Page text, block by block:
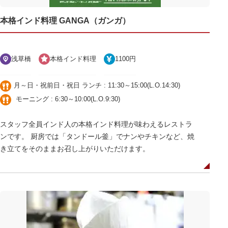
本格インド料理 GANGA（ガンガ）
浅草橋 本格インド料理 1100円
月～日・祝前日・祝日 ランチ : 11:30～15:00(L.O.14:30)
モーニング : 6:30～10:00(L.O.9:30)
スタッフ全員インド人の本格インド料理が味わえるレストラ
ンです。 厨房では「タンドール釜」でナンやチキンなど、焼
き立てをそのままお召し上がりいただけます。